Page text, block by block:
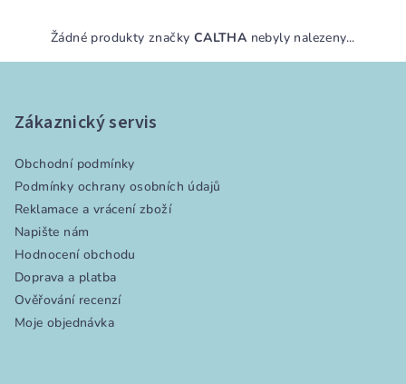
Žádné produkty značky CALTHA nebyly nalezeny...
Zákaznický servis
Obchodní podmínky
Podmínky ochrany osobních údajů
Reklamace a vrácení zboží
Napište nám
Hodnocení obchodu
Doprava a platba
Ověřování recenzí
Moje objednávka